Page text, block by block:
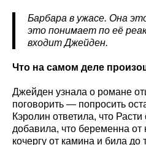
Барбара в ужасе. Она
это понимает по её
входит Джейден.
Что на самом деле
Джейден узнала о романе
поговорить — попросить
Кэролин ответила, что
добавила, что беременна от
кочергу от камина и била до